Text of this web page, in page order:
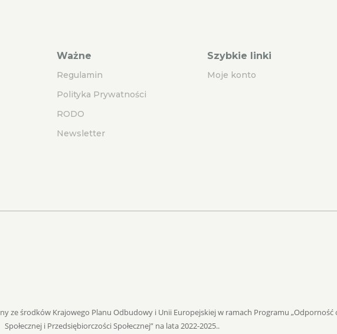
Ważne
Regulamin
Polityka Prywatności
RODO
Newsletter
Szybkie linki
Moje konto
ze środków Krajowego Planu Odbudowy i Unii Europejskiej w ramach Programu „Odporność
Społecznej i Przedsiębiorczości Społecznej” na lata 2022-2025..